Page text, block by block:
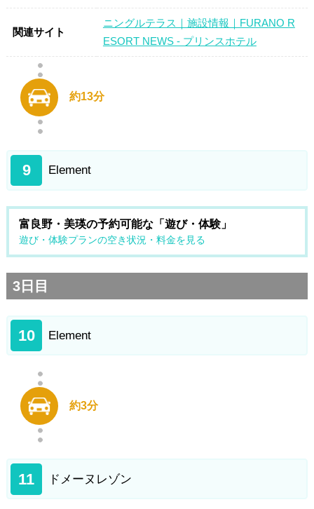
関連サイト
ニングルテラス｜施設情報｜FURANO R
ESORT NEWS - プリンスホテル
約13分
9 Element
富良野・美瑛の予約可能な「遊び・体験」
遊び・体験プランの空き状況・料金を見る
3日目
10 Element
約3分
11 ドメーヌレゾン